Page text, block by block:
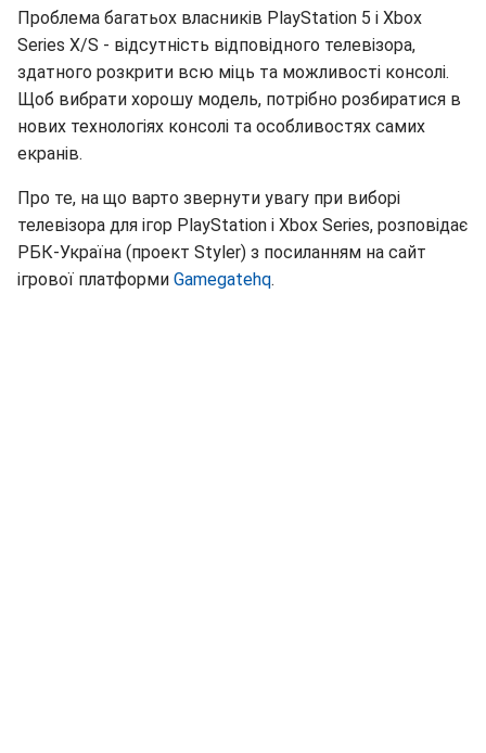
Проблема багатьох власників PlayStation 5 і Xbox
Series X/S - відсутність відповідного телевізора,
здатного розкрити всю міць та можливості консолі.
Щоб вибрати хорошу модель, потрібно розбиратися в
нових технологіях консолі та особливостях самих
екранів.
Про те, на що варто звернути увагу при виборі
телевізора для ігор PlayStation і Xbox Series, розповідає
РБК-Україна (проект Styler) з посиланням на сайт
ігрової платформи Gamegatehq.